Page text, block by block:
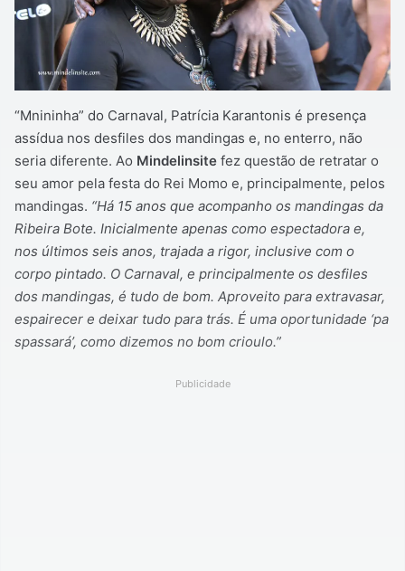
“Mnininha” do Carnaval, Patrícia Karantonis é presença
assídua nos desfiles dos mandingas e, no enterro, não
seria diferente. Ao Mindelinsite fez questão de retratar o
seu amor pela festa do Rei Momo e, principalmente, pelos
mandingas. “Há 15 anos que acompanho os mandingas da
Ribeira Bote. Inicialmente apenas como espectadora e,
nos últimos seis anos, trajada a rigor, inclusive com o
corpo pintado. O Carnaval, e principalmente os desfiles
dos mandingas, é tudo de bom. Aproveito para extravasar,
espairecer e deixar tudo para trás. É uma oportunidade ‘pa
spassará’, como dizemos no bom crioulo.”
Publicidade